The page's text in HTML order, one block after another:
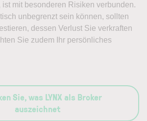
mit besonderen Risiken verbunden.
unbegrenzt sein können, sollten
dessen Verlust Sie verkraften
Sie zudem Ihr persönliches
Sie, was LYNX als Broker
auszeichnet